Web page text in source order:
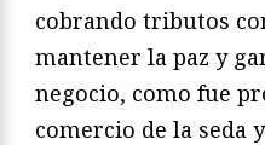
cobrando tributos
mantener la paz y
negocio, como fue
comercio de la seda